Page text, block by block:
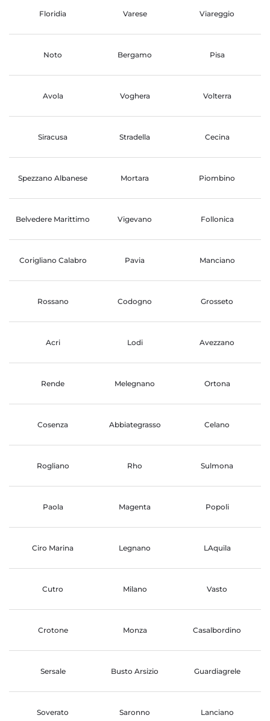
Floridia Varese Viareggio
Noto Bergamo Pisa
Avola Voghera Volterra
Siracusa Stradella Cecina
Spezzano Albanese Mortara Piombino
Belvedere Marittimo Vigevano Follonica
Corigliano Calabro Pavia Manciano
Rossano Codogno Grosseto
Acri Lodi Avezzano
Rende Melegnano Ortona
Cosenza Abbiategrasso Celano
Rogliano Rho Sulmona
Paola Magenta Popoli
Ciro Marina Legnano LAquila
Cutro Milano Vasto
Crotone Monza Casalbordino
Sersale Busto Arsizio Guardiagrele
Soverato Saronno Lanciano